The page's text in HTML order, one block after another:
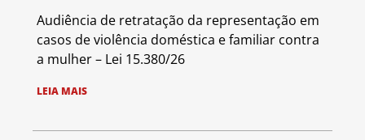
Audiência de retratação da representação em
casos de violência doméstica e familiar contra
a mulher – Lei 15.380/26
LEIA MAIS